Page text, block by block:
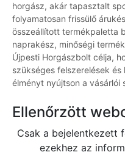
horgász, akár tapasztalt
folyamatosan frissülő
összeállított termékpaletta
naprakész, minőségi
Újpesti Horgászbolt célja,
szükséges felszerelések
élményt nyújtson a vásárlói
Ellenőrzött
Csak a bejelentkezett
ezekhez az